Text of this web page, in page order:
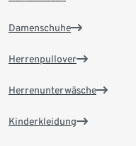
Damenschuhe
Herrenpullover
Herrenunterwäsche
Kinderkleidung